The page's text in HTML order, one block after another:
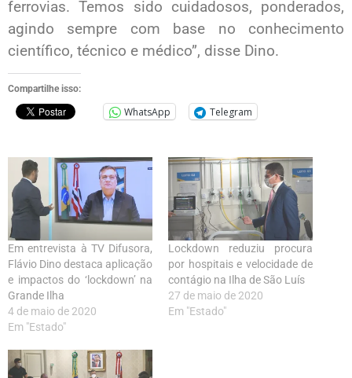
ferrovias. Temos sido cuidadosos, ponderados,
agindo sempre com base no conhecimento
científico, técnico e médico”, disse Dino.
Compartilhe isso:
WhatsApp Telegram
Em entrevista à TV Difusora,
Flávio Dino destaca aplicação
e impactos do ‘lockdown’ na
Grande Ilha
4 de maio de 2020
Em "Estado"
Lockdown reduziu procura
por hospitais e velocidade de
contágio na Ilha de São Luís
27 de maio de 2020
Em "Estado"